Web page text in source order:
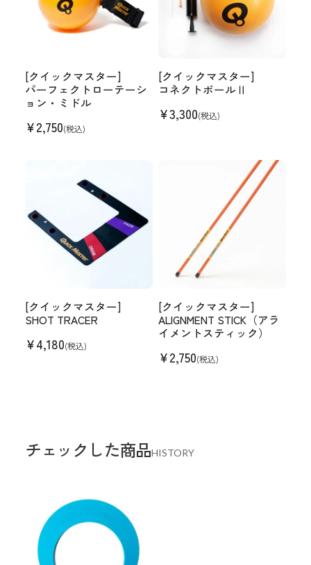
[クイックマスター]
パーフェクトローテーシ
ョン・ミドル
¥2,750(税込)
[クイックマスター]
コネクトボールⅡ
¥3,300(税込)
[クイックマスター]
SHOT TRACER
¥4,180(税込)
[クイックマスター]
ALIGNMENT STICK（アラ
イメントスティック）
¥2,750(税込)
チェックした商品HISTORY